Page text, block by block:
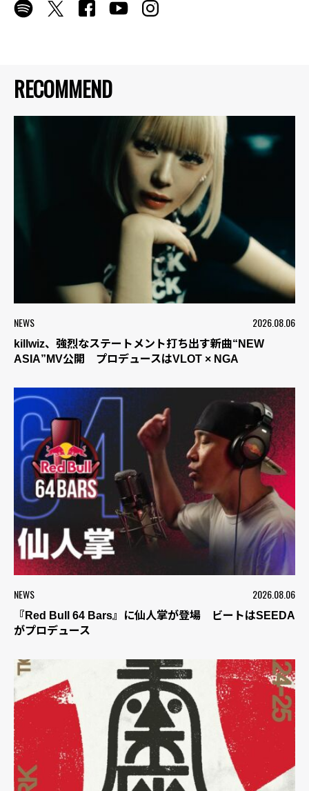
RECOMMEND
NEWS 2026.08.06
killwiz、強烈なステートメント打ち出す新曲“NEW
ASIA”MV公開 プロデュースはVLOT × NGA
NEWS 2026.08.06
『Red Bull 64 Bars』に仙人掌が登場 ビートはSEEDA
がプロデュース